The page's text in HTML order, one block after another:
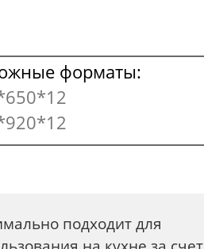
форматы:
подходит для